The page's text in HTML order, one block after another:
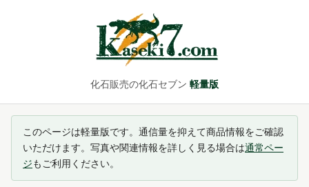
化石販売の化石セブン 軽量版
このページは軽量版です。通信量を抑えて商品情報をご確認
いただけます。写真や関連情報を詳しく見る場合は通常ペー
ジもご利用ください。